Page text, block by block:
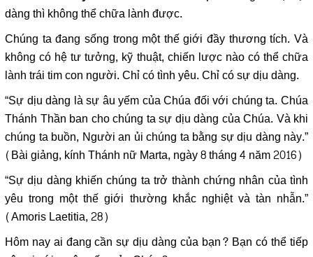
dàng thì không thể chữa lành được.
Chúng ta đang sống trong một thế giới đầy thương tích. Và
không có hệ tư tưởng, kỹ thuật, chiến lược nào có thể chữa
lành trái tim con người. Chỉ có tình yêu. Chỉ có sự dịu dàng.
“Sự dịu dàng là sự âu yếm của Chúa đối với chúng ta. Chúa
Thánh Thần ban cho chúng ta sự dịu dàng của Chúa. Và khi
chúng ta buồn, Người an ủi chúng ta bằng sự dịu dàng này.”
(Bài giảng, kính Thánh nữ Marta, ngày 8 tháng 4 năm 2016)
“Sự dịu dàng khiến chúng ta trở thành chứng nhân của tình
yêu trong một thế giới thường khắc nghiệt và tàn nhẫn.”
(Amoris Laetitia, 28)
Hôm nay ai đang cần sự dịu dàng của bạn? Bạn có thể tiếp